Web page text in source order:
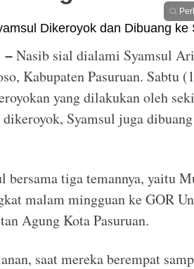
– Nasib sial dialami Syamsul
Kabupaten Pasuruan. Sabtu
yang dilakukan oleh
Syamsul juga dibuang
tiga temannya, yaitu
malam mingguan ke GOR
Agung Kota Pasuruan.
saat mereka berempat